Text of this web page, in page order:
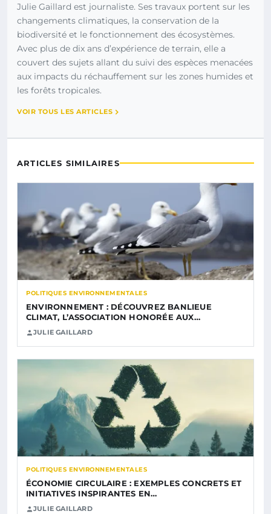
Julie Gaillard est journaliste. Ses travaux portent sur les
changements climatiques, la conservation de la
biodiversité et le fonctionnement des écosystèmes.
Avec plus de dix ans d’expérience de terrain, elle a
couvert des sujets allant du suivi des espèces menacées
aux impacts du réchauffement sur les zones humides et
les forêts tropicales.
VOIR TOUS LES ARTICLES
ARTICLES SIMILAIRES
POLITIQUES ENVIRONNEMENTALES
ENVIRONNEMENT : DÉCOUVREZ BANLIEUE
CLIMAT, L’ASSOCIATION HONORÉE AUX…
JULIE GAILLARD
POLITIQUES ENVIRONNEMENTALES
ÉCONOMIE CIRCULAIRE : EXEMPLES CONCRETS ET
INITIATIVES INSPIRANTES EN…
JULIE GAILLARD